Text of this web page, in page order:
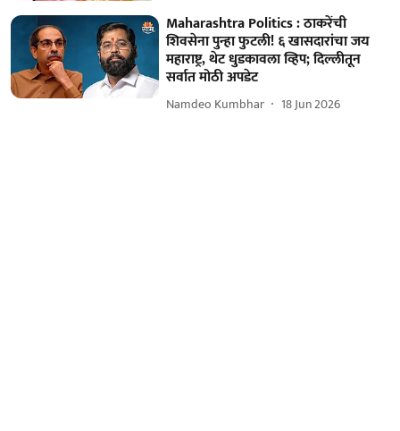
Maharashtra Politics : ठाकरेंची
शिवसेना पुन्हा फुटली! ६ खासदारांचा जय
महाराष्ट्र, थेट धुडकावला व्हिप; दिल्लीतून
सर्वात मोठी अपडेट
Namdeo Kumbhar 18 Jun 2026